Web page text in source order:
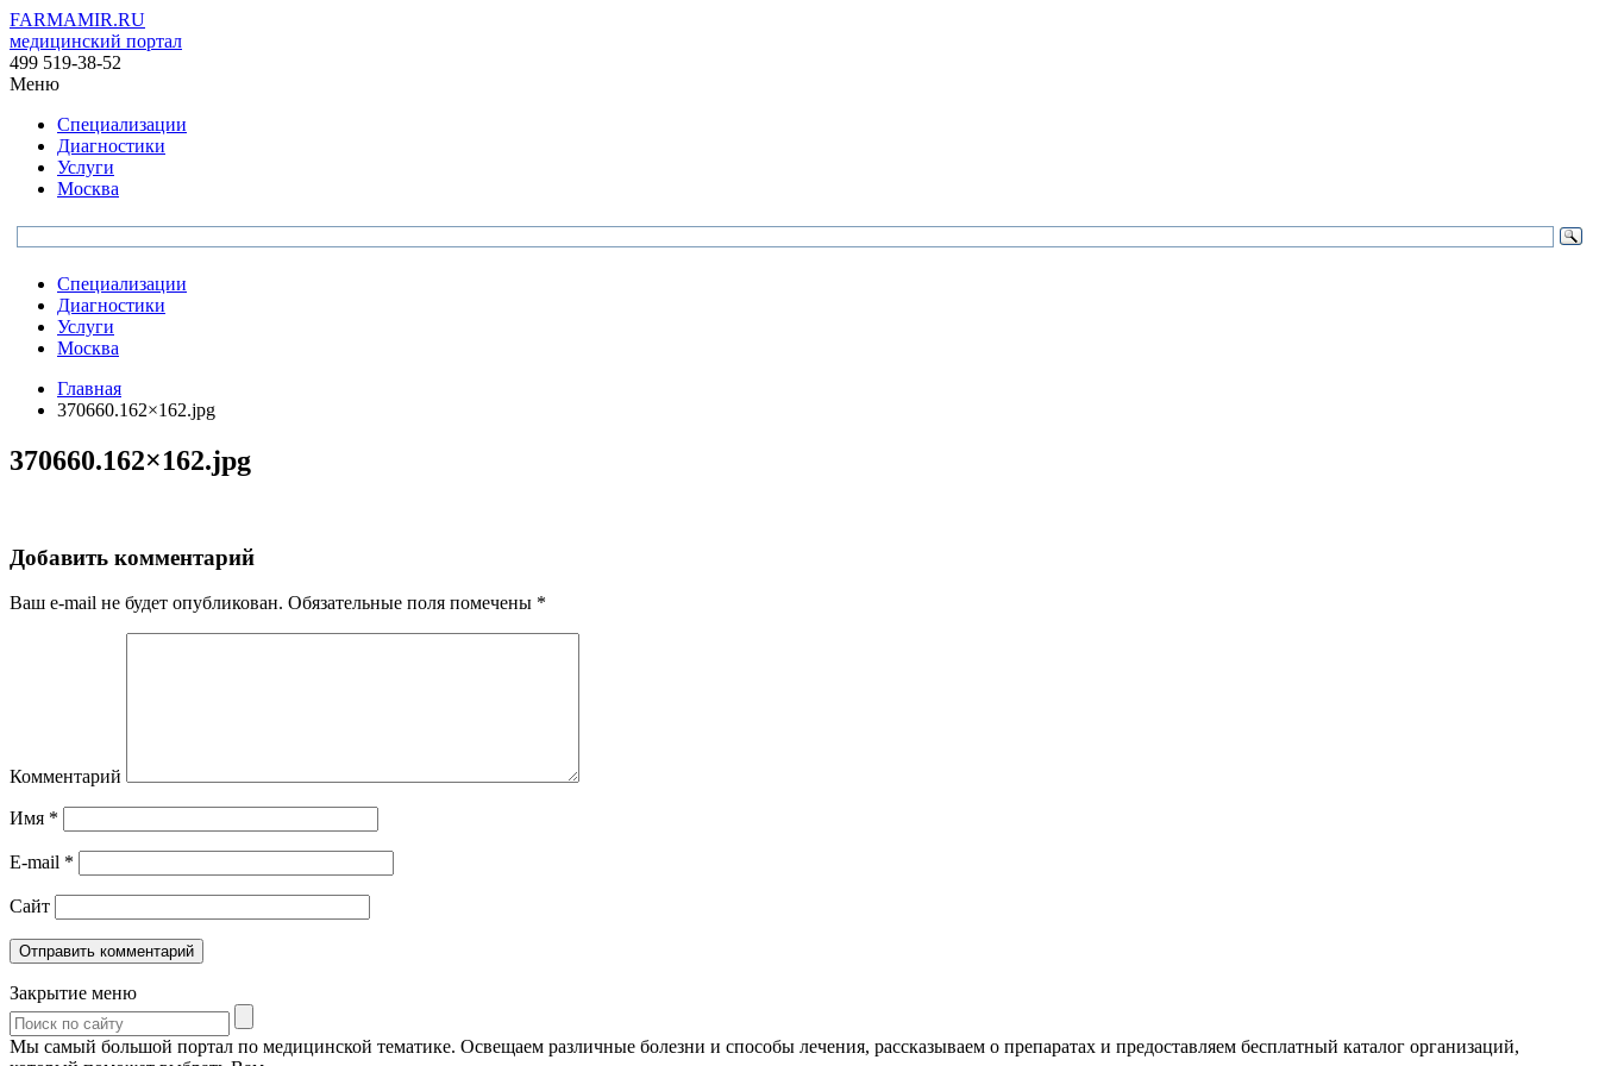
FARMAMIR.RU
медицинский портал
499 519-38-52
Меню
Специализации
Диагностики
Услуги
Москва
Специализации
Диагностики
Услуги
Москва
Главная
370660.162×162.jpg
370660.162×162.jpg
Добавить комментарий
Ваш e-mail не будет опубликован. Обязательные поля помечены *
Комментарий
Имя *
E-mail *
Сайт
Закрытие меню
Мы самый большой портал по медицинской тематике. Освещаем различные болезни и способы лечения, рассказываем о препаратах и предоставляем бесплатный каталог организаций,